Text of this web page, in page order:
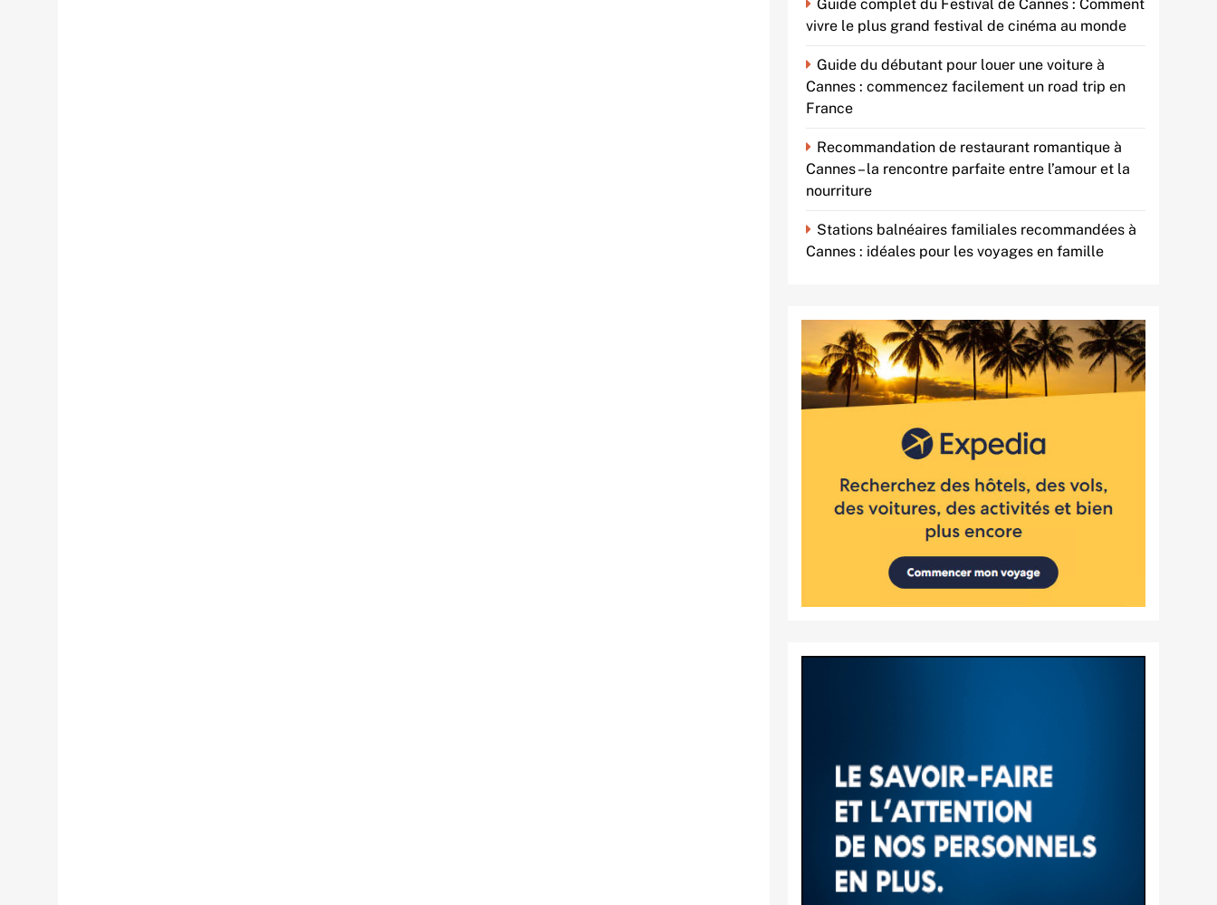
Guide complet du Festival de Cannes : Comment
vivre le plus grand festival de cinéma au monde
Guide du débutant pour louer une voiture à
Cannes : commencez facilement un road trip en
France
Recommandation de restaurant romantique à
Cannes – la rencontre parfaite entre l’amour et la
nourriture
Stations balnéaires familiales recommandées à
Cannes : idéales pour les voyages en famille